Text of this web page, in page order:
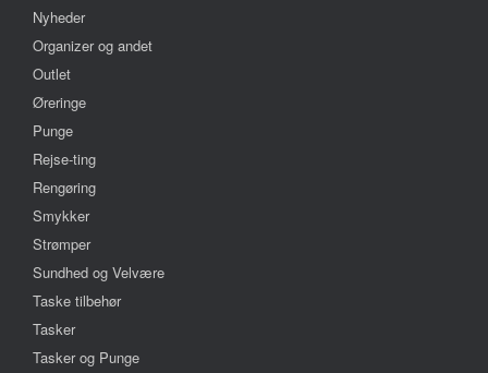
Nyheder
Organizer og andet
Outlet
Øreringe
Punge
Rejse-ting
Rengøring
Smykker
Strømper
Sundhed og Velvære
Taske tilbehør
Tasker
Tasker og Punge